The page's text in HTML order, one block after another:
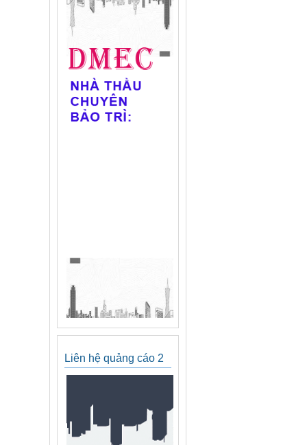
Liên hệ quảng cáo 2